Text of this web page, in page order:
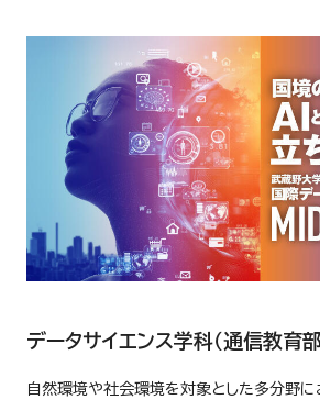
データサイエンス学科（通信教育部
自然環境や社会環境を対象とした多分野に